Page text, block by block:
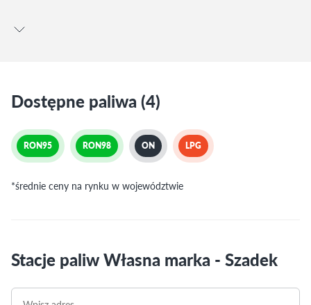
Dostępne paliwa (4)
RON95 RON98 ON LPG
*średnie ceny na rynku w województwie
Stacje paliw Własna marka - Szadek